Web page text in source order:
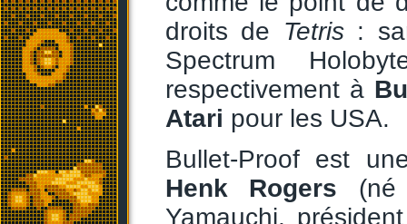
droits de Tetris:
Spectrum
respectivement à
Atari pour les USA.
Bullet-Proof est
Henk Rogers (né
Yamauchi,